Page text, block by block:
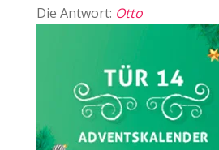
Die Antwort: Otto